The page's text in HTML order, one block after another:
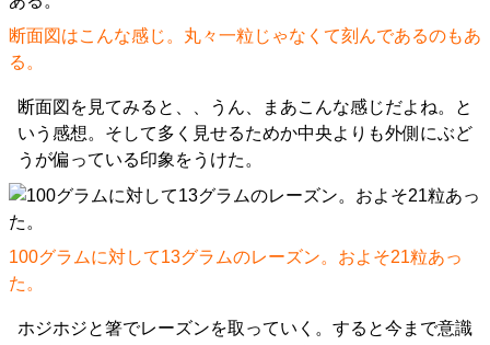
断面図はこんな感じ。丸々一粒じゃなくて刻んであるのもあ
る。
断面図を見てみると、、うん、まあこんな感じだよね。と
いう感想。そして多く見せるためか中央よりも外側にぶど
うが偏っている印象をうけた。
100グラムに対して13グラムのレーズン。およそ21粒あっ
た。
ホジホジと箸でレーズンを取っていく。すると今まで意識